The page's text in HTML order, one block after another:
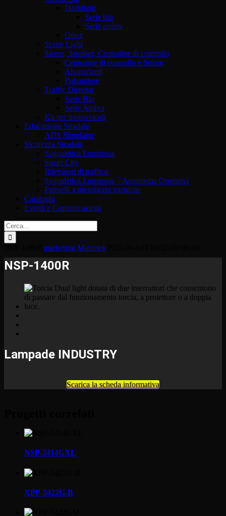
Dashlight
Serie blu
Serie ambra
Other
Scene Light
Sirene, Speaker, Centraline di controllo
Centraline di controllo e Sirene
Altoparlanti
Pulsantiere
Traffic Director
Serie Blu
Serie Ambra
Kit per motoveicoli
Educazione Stradale
ADS Simulator
Sicurezza Stradale
Segnaletica Luminosa
Smart City
Rilevatori di traffico
Segnaletica Luminosa – Automezzi Operativi
Pannelli a messaggio variabile
Cataloghi
Eventi e Comunicazioni
Cerca
per:
marketing Miprotek
NSP-1400R
Lampade INDUSTRY
Scarica la scheda informativa
NSP-2414GXL
XPP-5422G-B